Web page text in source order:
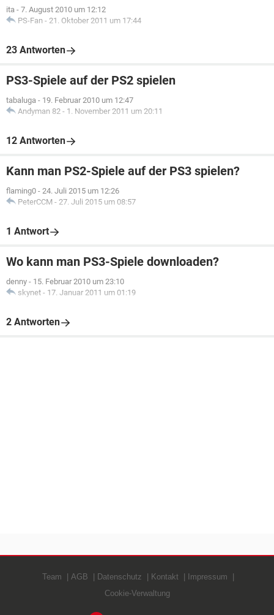
ita - 7. August 2010 um 12:12
PS-Fan - 21. Oktober 2011 um 17:44
23 Antworten
PS3-Spiele auf der PS2 spielen
tabaluga - 19. Februar 2010 um 12:47
Andyman 82 - 1. November 2011 um 20:11
12 Antworten
Kann man PS2-Spiele auf der PS3 spielen?
flaming0 - 24. Juli 2015 um 12:26
PeterCCM - 27. Juli 2015 um 08:57
1 Antwort
Wo kann man PS3-Spiele downloaden?
denny - 15. Februar 2010 um 23:10
skynet - 17. Januar 2011 um 01:19
2 Antworten
Team AGB Datenschutz Kontakt
Impressum
Cookie-Verwaltung